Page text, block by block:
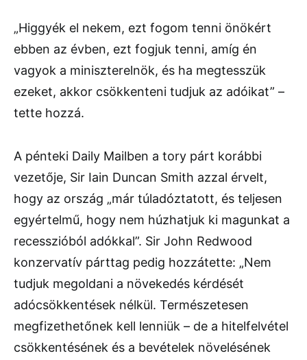
„Higgyék el nekem, ezt fogom tenni önökért
ebben az évben, ezt fogjuk tenni, amíg én
vagyok a miniszterelnök, és ha megtesszük
ezeket, akkor csökkenteni tudjuk az adóikat” –
tette hozzá.
A pénteki Daily Mailben a tory párt korábbi
vezetője, Sir Iain Duncan Smith azzal érvelt,
hogy az ország „már túladóztatott, és teljesen
egyértelmű, hogy nem húzhatjuk ki magunkat a
recesszióból adókkal”. Sir John Redwood
konzervatív párttag pedig hozzátette: „Nem
tudjuk megoldani a növekedés kérdését
adócsökkentések nélkül. Természetesen
megfizethetőnek kell lenniük – de a hitelfelvétel
csökkentésének és a bevételek növelésének